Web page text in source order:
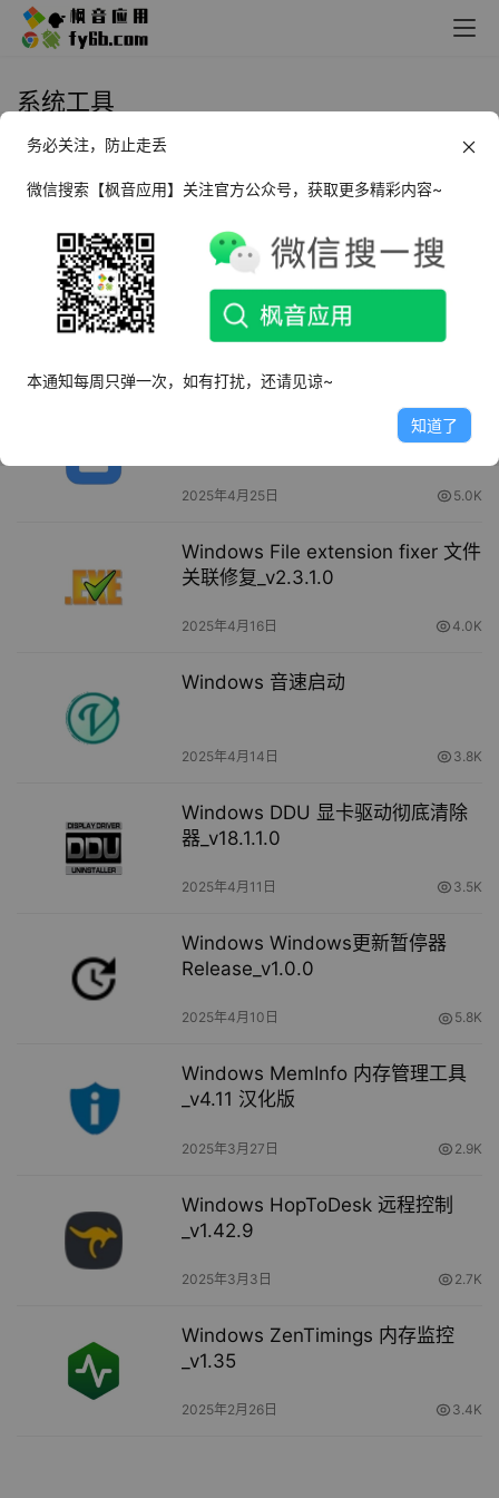
系统工具
2025年5月7日
Windows Winhance 系统优化
Windows 小米应用商店_v1.0.5.2
2025年4月25日 5.0K
Windows File extension fixer 文件
关联修复_v2.3.1.0
2025年4月16日 4.0K
Windows 音速启动
2025年4月14日 3.8K
Windows DDU 显卡驱动彻底清除
器_v18.1.1.0
2025年4月11日 3.5K
Windows Windows更新暂停器
Release_v1.0.0
2025年4月10日 5.8K
Windows MemInfo 内存管理工具
_v4.11 汉化版
2025年3月27日 2.9K
Windows HopToDesk 远程控制
_v1.42.9
2025年3月3日 2.7K
Windows ZenTimings 内存监控
_v1.35
2025年2月26日 3.4K
务必关注，防止走丢
微信搜索【枫音应用】关注官方公众号，获取更多精彩内容~
本通知每周只弹一次，如有打扰，还请见谅~
知道了